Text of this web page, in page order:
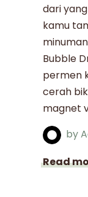
dari
kamu
Bubble
permen
cerah
magnet
by
Read